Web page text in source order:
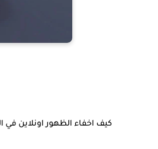
كيف اخفاء الظهور اونلاين في